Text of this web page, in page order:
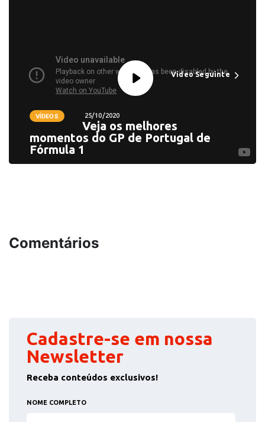
Vídeo Seguinte
VÍDEOS 25/10/2020
Veja os melhores
momentos do GP de Portugal de
Fórmula 1
Comentários
Cadastre-se em nossa
Newsletter
Receba conteúdos exclusivos!
NOME COMPLETO